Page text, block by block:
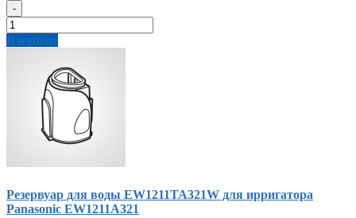
-
В корзину
Резервуар для воды EW1211TA321W для ирригатора
Panasonic EW1211A321